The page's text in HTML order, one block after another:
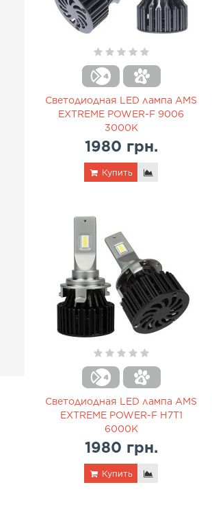
Светодиодная LED лампа AMS
EXTREME POWER-F 9006
3000K
1980 грн.
Купить
Светодиодная LED лампа AMS
EXTREME POWER-F H7T1
6000K
1980 грн.
Купить